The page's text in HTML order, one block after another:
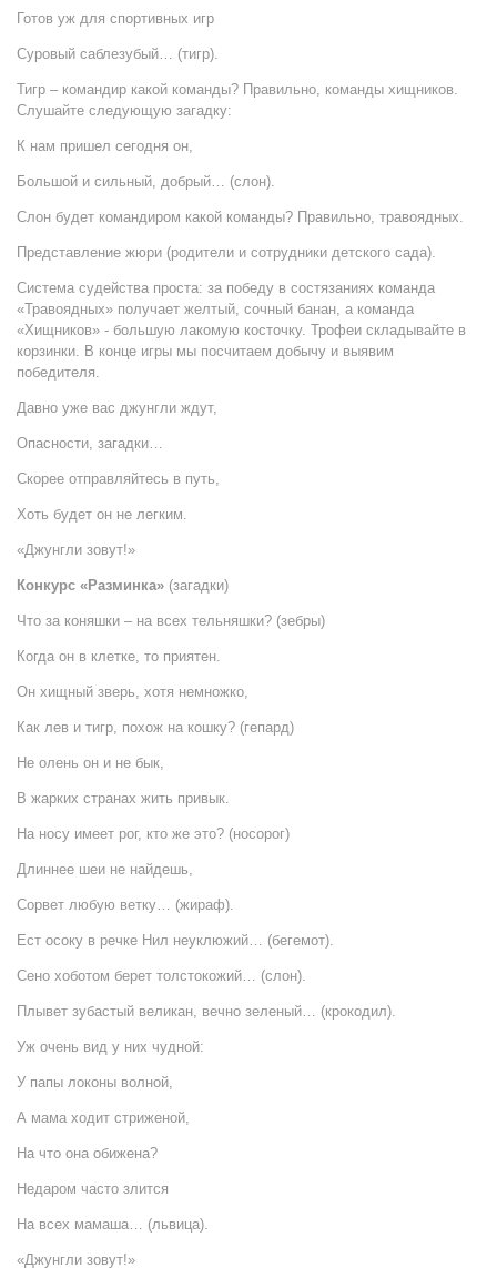
Готов уж для спортивных игр
Суровый саблезубый… (тигр).
Тигр – командир какой команды? Правильно, команды хищников.
Слушайте следующую загадку:
К нам пришел сегодня он,
Большой и сильный, добрый… (слон).
Слон будет командиром какой команды? Правильно, травоядных.
Представление жюри (родители и сотрудники детского сада).
Система судейства проста: за победу в состязаниях команда
«Травоядных» получает желтый, сочный банан, а команда
«Хищников» - большую лакомую косточку. Трофеи складывайте в
корзинки. В конце игры мы посчитаем добычу и выявим
победителя.
Давно уже вас джунгли ждут,
Опасности, загадки…
Скорее отправляйтесь в путь,
Хоть будет он не легким.
«Джунгли зовут!»
Конкурс «Разминка» (загадки)
Что за коняшки – на всех тельняшки? (зебры)
Когда он в клетке, то приятен.
Он хищный зверь, хотя немножко,
Как лев и тигр, похож на кошку? (гепард)
Не олень он и не бык,
В жарких странах жить привык.
На носу имеет рог, кто же это? (носорог)
Длиннее шеи не найдешь,
Сорвет любую ветку… (жираф).
Ест осоку в речке Нил неуклюжий… (бегемот).
Сено хоботом берет толстокожий… (слон).
Плывет зубастый великан, вечно зеленый… (крокодил).
Уж очень вид у них чудной:
У папы локоны волной,
А мама ходит стриженой,
На что она обижена?
Недаром часто злится
На всех мамаша… (львица).
«Джунгли зовут!»